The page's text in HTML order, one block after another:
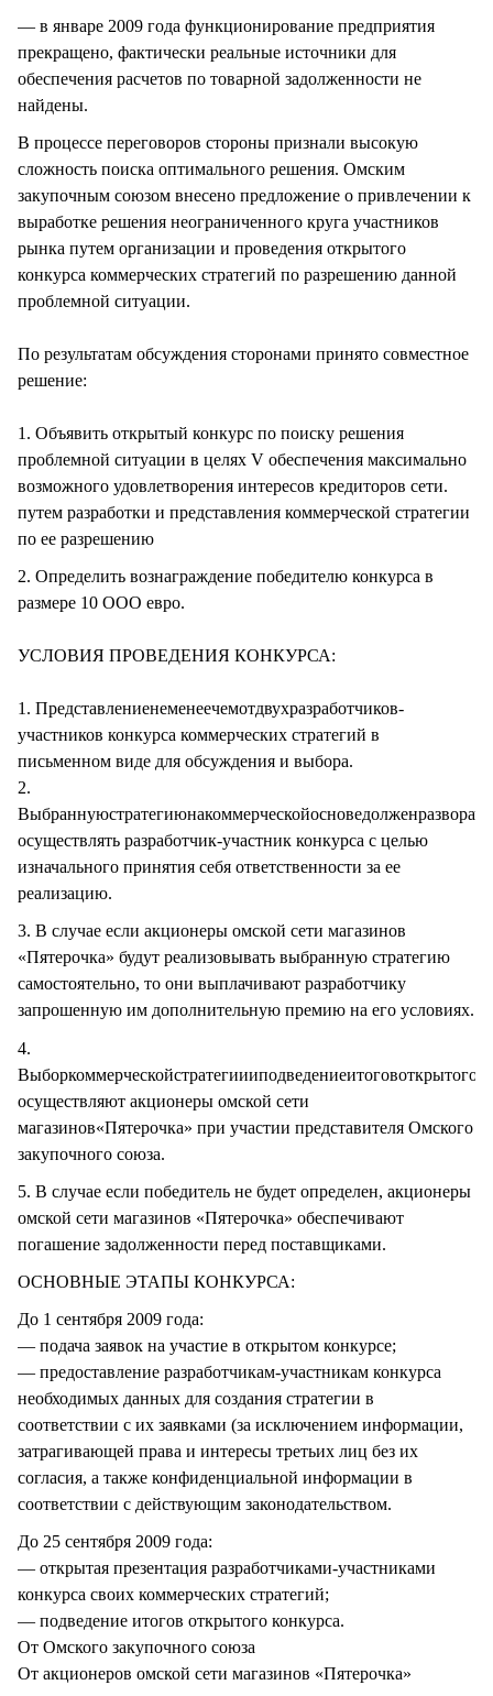
— в январе 2009 года функционирование предприятия
прекращено, фактически реальные источники для
обеспечения расчетов по товарной задолженности не
найдены.
В процессе переговоров стороны признали высокую
сложность поиска оптимального решения. Омским
закупочным союзом внесено предложение о привлечении к
выработке решения неограниченного круга участников
рынка путем организации и проведения открытого
конкурса коммерческих стратегий по разрешению данной
проблемной ситуации.
По результатам обсуждения сторонами принято совместное
решение:
1. Объявить открытый конкурс по поиску решения
проблемной ситуации в целях V обеспечения максимально
возможного удовлетворения интересов кредиторов сети.
путем разработки и представления коммерческой стратегии
по ее разрешению
2. Определить вознаграждение победителю конкурса в
размере 10 ООО евро.
УСЛОВИЯ ПРОВЕДЕНИЯ КОНКУРСА:
1. Представлениенеменеечемотдвухразработчиков-
участников конкурса коммерческих стратегий в
письменном виде для обсуждения и выбора.
2.
осуществлять разработчик-участник конкурса с целью
изначального принятия себя ответственности за ее
реализацию.
3. В случае если акционеры омской сети магазинов
«Пятерочка» будут реализовывать выбранную стратегию
самостоятельно, то они выплачивают разработчику
запрошенную им дополнительную премию на его условиях.
4.
осуществляют акционеры омской сети
магазинов«Пятерочка» при участии представителя Омского
закупочного союза.
5. В случае если победитель не будет определен, акционеры
омской сети магазинов «Пятерочка» обеспечивают
погашение задолженности перед поставщиками.
ОСНОВНЫЕ ЭТАПЫ КОНКУРСА:
До 1 сентября 2009 года:
— подача заявок на участие в открытом конкурсе;
— предоставление разработчикам-участникам конкурса
необходимых данных для создания стратегии в
соответствии с их заявками (за исключением информации,
затрагивающей права и интересы третьих лиц без их
согласия, а также конфиденциальной информации в
соответствии с действующим законодательством.
До 25 сентября 2009 года:
— открытая презентация разработчиками-участниками
конкурса своих коммерческих стратегий;
— подведение итогов открытого конкурса.
От Омского закупочного союза
От акционеров омской сети магазинов «Пятерочка»